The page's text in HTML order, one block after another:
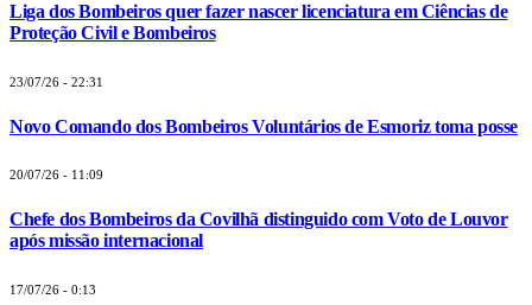
Liga dos Bombeiros quer fazer nascer licenciatura em Ciências de
Proteção Civil e Bombeiros
23/07/26 - 22:31
Novo Comando dos Bombeiros Voluntários de Esmoriz toma posse
20/07/26 - 11:09
Chefe dos Bombeiros da Covilhã distinguido com Voto de Louvor
após missão internacional
17/07/26 - 0:13